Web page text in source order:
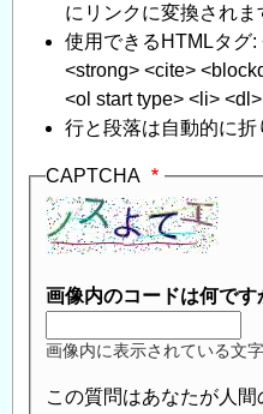
にリンクに変換されま
使用できるHTMLタグ:
<strong> <cite>
<ol start type> <li>
行と段落は自動的に折
CAPTCHA
画像内のコードは何です
画像内に表示されている文
この質問はあなたが人